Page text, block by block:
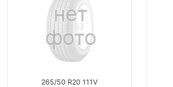
265/50 R20 111V